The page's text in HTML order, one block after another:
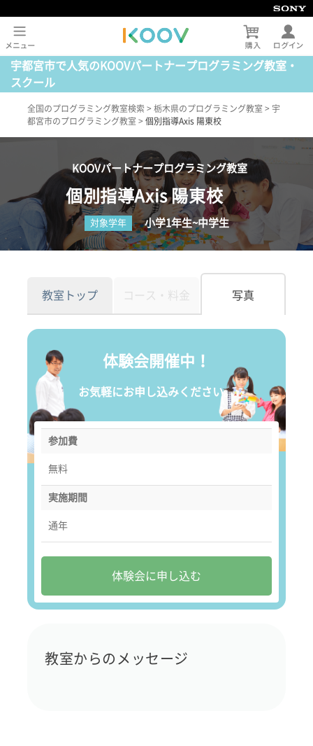
宇都宮市で人気のKOOVパートナープログラミング教室・
スクール
全国のプログラミング教室検索 > 栃木県のプログラミング教室 > 宇
都宮市のプログラミング教室 > 個別指導Axis 陽東校
KOOVパートナープログラミング教室
個別指導Axis 陽東校
対象学年 小学1年生~中学生
教室トップ コース・料金 写真
体験会開催中！
お気軽にお申し込みください。
参加費
無料
実施期間
通年
体験会に申し込む
教室からのメッセージ